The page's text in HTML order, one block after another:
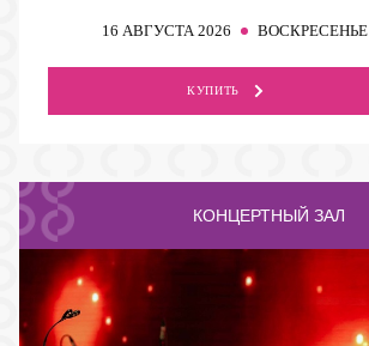
16 АВГУСТА 2026 ВОСКРЕСЕНЬЕ
КУПИТЬ
КОНЦЕРТНЫЙ ЗАЛ